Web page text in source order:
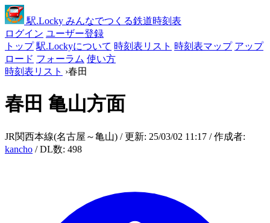
駅.Locky みんなでつくる鉄道時刻表
ログイン ユーザー登録
トップ 駅.Lockyについて 時刻表リスト 時刻表マップ アップ
ロード フォーラム 使い方
時刻表リスト ›春田
春田 亀山方面
JR関西本線(名古屋～亀山) / 更新: 25/03/02 11:17 / 作成者:
kancho / DL数: 498